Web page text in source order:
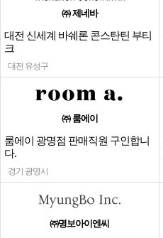
㈜ 제네바
대전 신세계 바쉐론 콘스탄틴 부티
크
대전 유성구
㈜ 룸에이
룸에이 광명점 판매직원 구인합니
다.
경기 광명시
㈜명보아이엔씨